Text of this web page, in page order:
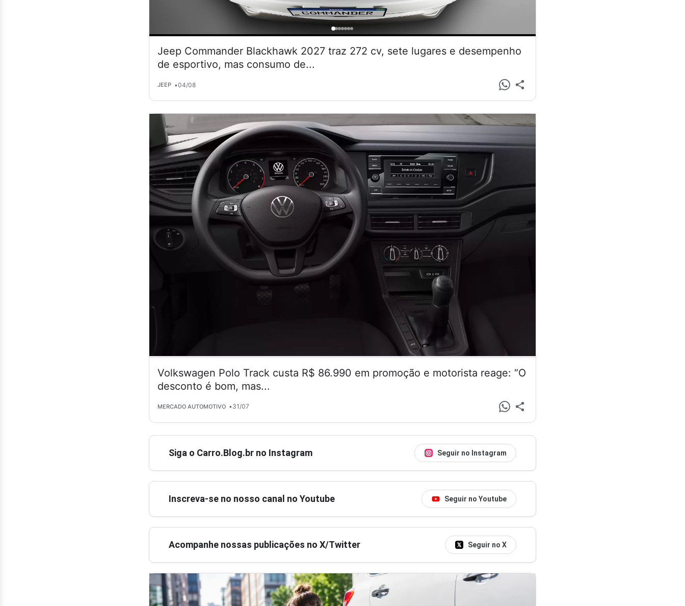
Jeep Commander Blackhawk 2027 traz 272 cv, sete lugares e desempenho
de esportivo, mas consumo de...
JEEP •04/08
Volkswagen Polo Track custa R$ 86.990 em promoção e motorista reage: “O
desconto é bom, mas...
MERCADO AUTOMOTIVO •31/07
Siga o Carro.Blog.br no Instagram Seguir no Instagram
Inscreva-se no nosso canal no Youtube Seguir no Youtube
Acompanhe nossas publicações no X/Twitter Seguir no X